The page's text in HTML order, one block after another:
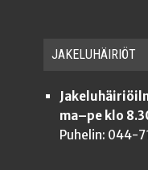
JAKE­LU­HÄI­RIÖT
ma–pe klo
Puhelin: 044-